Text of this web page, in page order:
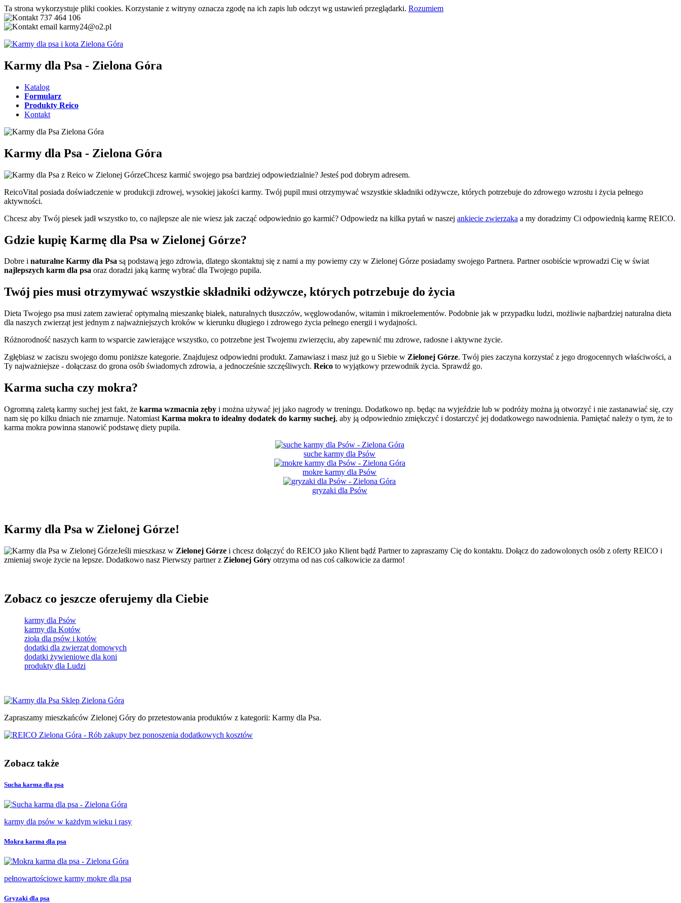
Ta strona wykorzystuje pliki cookies. Korzystanie z witryny oznacza zgodę na ich zapis lub odczyt wg ustawień przeglądarki. Rozumiem
737 464 106
karmy24@o2.pl
Karmy dla Psa - Zielona Góra
Katalog
Formularz
Produkty Reico
Kontakt
Karmy dla Psa - Zielona Góra
Chcesz karmić swojego psa bardziej odpowiedzialnie? Jesteś pod dobrym adresem.
ReicoVital posiada doświadczenie w produkcji zdrowej, wysokiej jakości karmy. Twój pupil musi otrzymywać wszystkie składniki odżywcze, których potrzebuje do zdrowego wzrostu i życia pełnego
aktywności.
Chcesz aby Twój piesek jadł wszystko to, co najlepsze ale nie wiesz jak zacząć odpowiednio go karmić? Odpowiedz na kilka pytań w naszej ankiecie zwierzaka a my doradzimy Ci odpowiednią karmę REICO.
Gdzie kupię Karmę dla Psa w Zielonej Górze?
Dobre i naturalne Karmy dla Psa są podstawą jego zdrowia, dlatego skontaktuj się z nami a my powiemy czy w Zielonej Górze posiadamy swojego Partnera. Partner osobiście wprowadzi Cię w świat
najlepszych karm dla psa oraz doradzi jaką karmę wybrać dla Twojego pupila.
Twój pies musi otrzymywać wszystkie składniki odżywcze, których potrzebuje do życia
Dieta Twojego psa musi zatem zawierać optymalną mieszankę białek, naturalnych tłuszczów, węglowodanów, witamin i mikroelementów. Podobnie jak w przypadku ludzi, możliwie najbardziej naturalna dieta
dla naszych zwierząt jest jednym z najważniejszych kroków w kierunku długiego i zdrowego życia pełnego energii i wydajności.
Różnorodność naszych karm to wsparcie zawierające wszystko, co potrzebne jest Twojemu zwierzęciu, aby zapewnić mu zdrowe, radosne i aktywne życie.
Zgłębiasz w zaciszu swojego domu poniższe kategorie. Znajdujesz odpowiedni produkt. Zamawiasz i masz już go u Siebie w Zielonej Górze. Twój pies zaczyna korzystać z jego drogocennych właściwości, a
Ty najważniejsze - dołączasz do grona osób świadomych zdrowia, a jednocześnie szczęśliwych. Reico to wyjątkowy przewodnik życia. Sprawdź go.
Karma sucha czy mokra?
Ogromną zaletą karmy suchej jest fakt, że karma wzmacnia zęby i można używać jej jako nagrody w treningu. Dodatkowo np. będąc na wyjeździe lub w podróży można ją otworzyć i nie zastanawiać się, czy
nam się po kilku dniach nie zmarnuje. Natomiast Karma mokra to idealny dodatek do karmy suchej, aby ją odpowiednio zmiękczyć i dostarczyć jej dodatkowego nawodnienia. Pamiętać należy o tym, że to
karma mokra powinna stanowić podstawę diety pupila.
suche karmy dla Psów
mokre karmy dla Psów
gryzaki dla Psów
Karmy dla Psa w Zielonej Górze!
Jeśli mieszkasz w Zielonej Górze i chcesz dołączyć do REICO jako Klient bądź Partner to zapraszamy Cię do kontaktu. Dołącz do zadowolonych osób z oferty REICO i
zmieniaj swoje życie na lepsze. Dodatkowo nasz Pierwszy partner z Zielonej Góry otrzyma od nas coś całkowicie za darmo!
Zobacz co jeszcze oferujemy dla Ciebie
karmy dla Psów
karmy dla Kotów
zioła dla psów i kotów
dodatki dla zwierząt domowych
dodatki żywieniowe dla koni
produkty dla Ludzi
Zapraszamy mieszkańców Zielonej Góry do przetestowania produktów z kategorii: Karmy dla Psa.
Zobacz także
Sucha karma dla psa
karmy dla psów w każdym wieku i rasy
Mokra karma dla psa
pełnowartościowe karmy mokre dla psa
Gryzaki dla psa